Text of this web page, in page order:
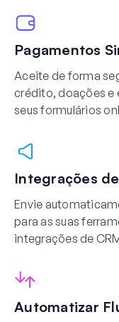
Pagamentos
Aceite de forma
crédito, doações e
seus formulários
Integrações
Envie
para as suas
integrações de
Automatizar